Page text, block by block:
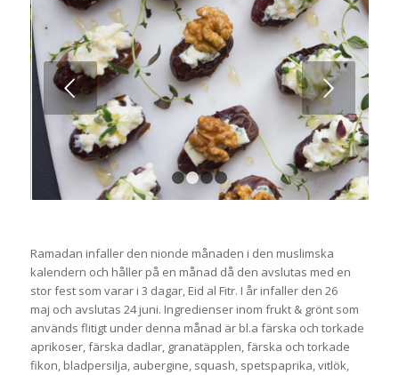
Nästa
1 2 3 4
Ramadan infaller den nionde månaden i den muslimska
kalendern och håller på en månad då den avslutas med en
stor fest som varar i 3 dagar, Eid al Fitr. I år infaller den 26
maj och avslutas 24 juni. Ingredienser inom frukt & grönt som
används flitigt under denna månad är bl.a färska och torkade
aprikoser, färska dadlar, granatäpplen, färska och torkade
fikon, bladpersilja, aubergine, squash, spetspaprika, vitlök,